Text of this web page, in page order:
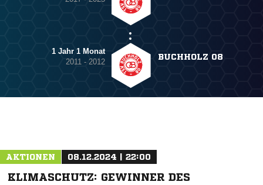
1 Jahr 1 Monat
2011 - 2012
BUCHHOLZ 08
AKTIONEN 08.12.2024 | 22:00
KLIMASCHUTZ: GEWINNER DES